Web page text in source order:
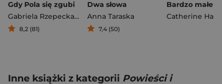
Gdy Pola się zgubi
Gabriela Rzepecka-Weiss
8,2 (81)
Dwa słowa
Anna Taraska
7,4 (50)
Catherine
Inne książki z kategorii Powieści i